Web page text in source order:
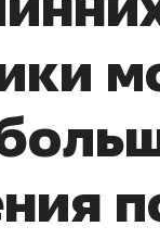
«КирпичХолдинг»
задача
– найти
продукт»
входит в Татарстан
в Зеленодольске